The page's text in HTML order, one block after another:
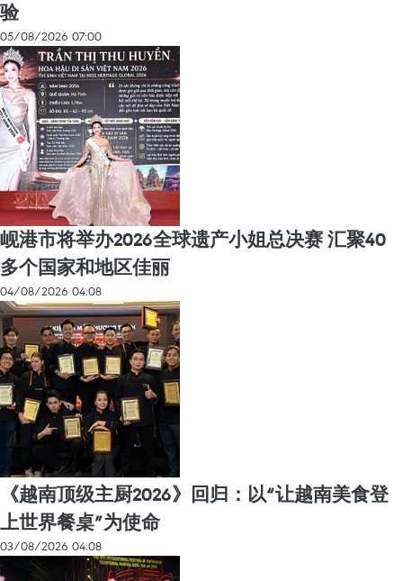
验
05/08/2026 07:00
岘港市将举办2026全球遗产小姐总决赛 汇聚40
多个国家和地区佳丽
04/08/2026 04:08
《越南顶级主厨2026》回归：以“让越南美食登
上世界餐桌”为使命
03/08/2026 04:08